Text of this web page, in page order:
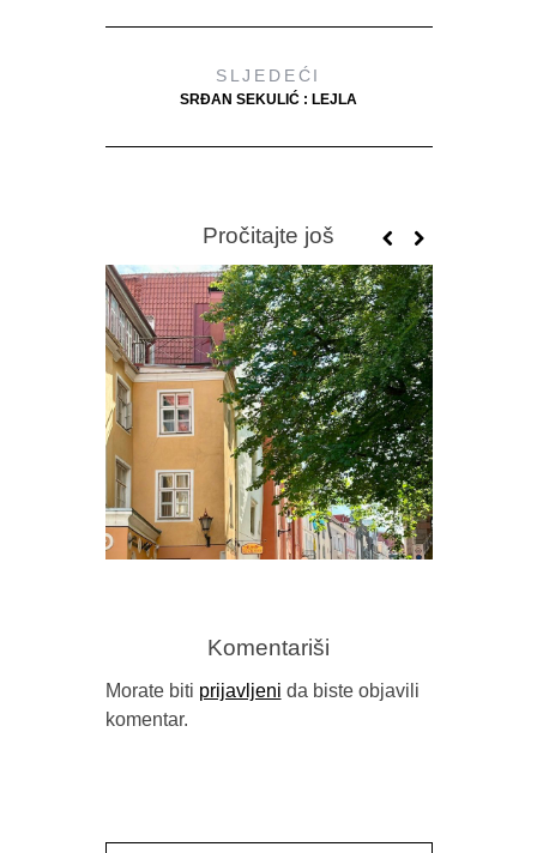
SLJEDEĆI
SRĐAN SEKULIĆ : LEJLA
Pročitajte još
GORAN SARIĆ, “IDILA (NEĆU DA
Komentariši
Morate biti prijavljeni da biste objavili
komentar.